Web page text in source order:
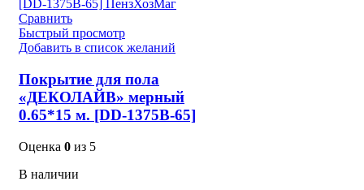
Сравнить
Быстрый просмотр
Добавить в список желаний
Покрытие для пола
«ДЕКОЛАЙВ» мерный
0.65*15 м. [DD-1375B-65]
Оценка 0 из 5
В наличии